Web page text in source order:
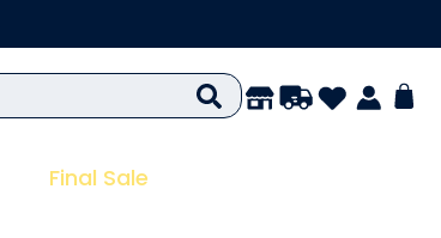
Final Sale